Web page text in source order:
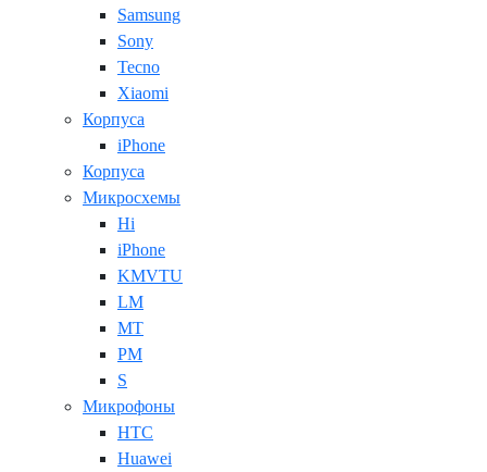
Samsung
Sony
Tecno
Xiaomi
Корпуса
iPhone
Корпуса
Микросхемы
Hi
iPhone
KMVTU
LM
MT
PM
S
Микрофоны
HTC
Huawei